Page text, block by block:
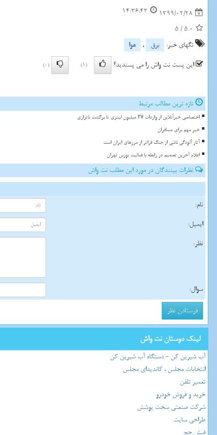
1399/02/28
14:36:43
5.0
/
5
تگهای خبر:
برق ,
هوا
این پست نت واش را می پسندید؟
(1)
(0)
تازه ترین مطالب مرتبط
اختصاصی خبرآنلاین از واردات ۲۷ میلیون لیتری تا برگشت ناترازی
خبر مهم برای مسافران
آثار آلودگی ناشی از جنگ فراتر از مرزهای ایران است
اعلام آخرین تصمیم در رابطه با فعالیت بورس تهران
نظرات بینندگان در مورد این مطلب نت واش
نام:
ایمیل:
نظر:
سوال:
لینک دوستان نت واش
آب شیرین کن - دستگاه آب شیرین کن
انتخابات مجلس ، کاندیدای مجلس
تعمیر تلفن
خرید و فروش خودرو
شرکت صنعتی سخت پوشش
طراحی سایت
فیش حج